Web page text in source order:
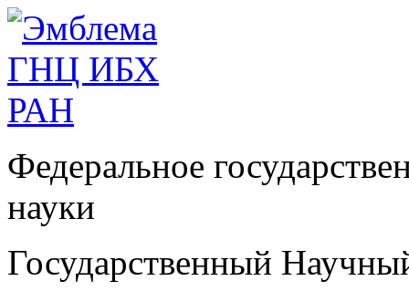
Федеральное
науки
Государственный